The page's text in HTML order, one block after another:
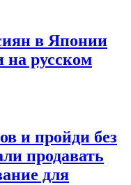
в Японии
на русском
и пройди без
продавать
для